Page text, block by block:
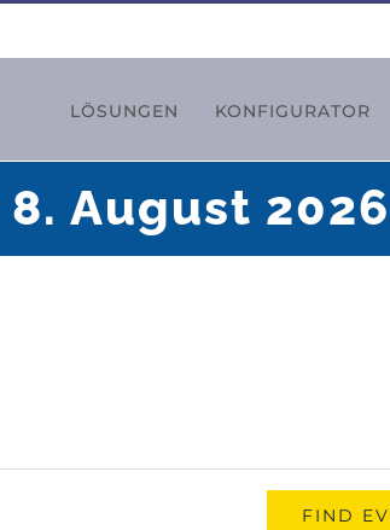
LÖSUNGEN KONFIGURATOR
August 2026
FIND